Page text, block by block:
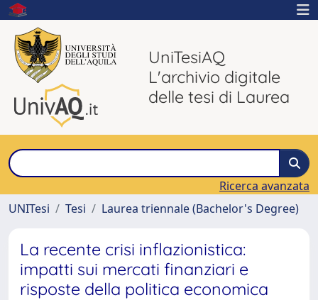
UniTesiAQ
L'archivio digitale
delle tesi di Laurea
Ricerca avanzata
UNITesi
Tesi Laurea triennale (Bachelor's Degree)
La recente crisi inflazionistica:
impatti sui mercati finanziari e
risposte della politica economica